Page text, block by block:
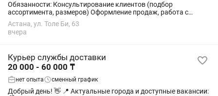
Обязанности: Консультирование клиентов (подбор
ассортимента, размеров) Оформление продаж, работа с
кассовым аппаратом Отправка онлайн заказов по городу и по
почте Контроль за порядком и чистотой в...
Астана, ул. Толе Би, 63
вчера
Курьер службы доставки
20 000 - 60 000 ₸
нет опыта сменный график
Добрый день! 👋 📍 Актуальные города и доступные вакансии: